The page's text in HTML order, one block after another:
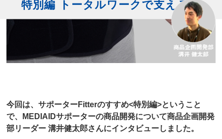
特別編 トータルワークで支える力
今回は、サポーターFitterのすすめ<特別編>ということ
で、MEDIAIDサポーターの商品開発について商品企画開発
部リーダー 溝井健太郎さんにインタビューしました。